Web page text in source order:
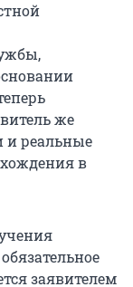
же
и реальные
в
заявителем